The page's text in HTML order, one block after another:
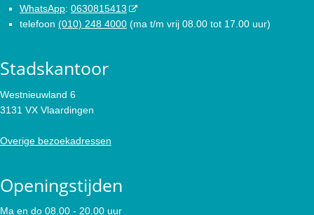
WhatsApp: 0630815413
telefoon (010) 248 4000 (ma t/m vrij 08.00 tot 17.00 uur)
Stadskantoor
Westnieuwland 6
3131 VX Vlaardingen
Overige bezoekadressen
Openingstijden
Ma en do 08.00 - 20.00 uur